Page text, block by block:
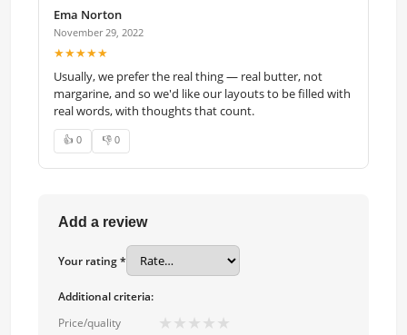
Ema Norton
November 29, 2022
★★★★★
Usually, we prefer the real thing — real butter, not
margarine, and so we'd like our layouts to be filled with
real words, with thoughts that count.
👍 0 👎 0
Add a review
Your rating *
Additional criteria:
Price/quality
★ ★ ★ ★ ★